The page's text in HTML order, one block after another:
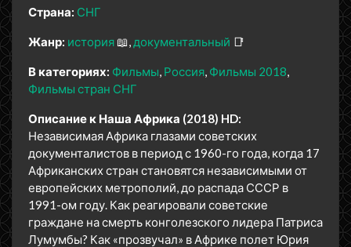
Страна: СНГ
Жанр: история 📖 документальный 📑
В категориях: Фильмы Россия Фильмы 2018
Фильмы стран СНГ
Описание к Наша Африка (2018) HD:
Независимая Африка глазами советских
документалистов в период с 1960-го года, когда 17
Африканских стран становятся независимыми от
европейских метрополий, до распада СССР в
1991-ом году. Как реагировали советские
граждане на смерть конголезского лидера Патриса
Лумумбы? Как «прозвучал» в Африке полет Юрия